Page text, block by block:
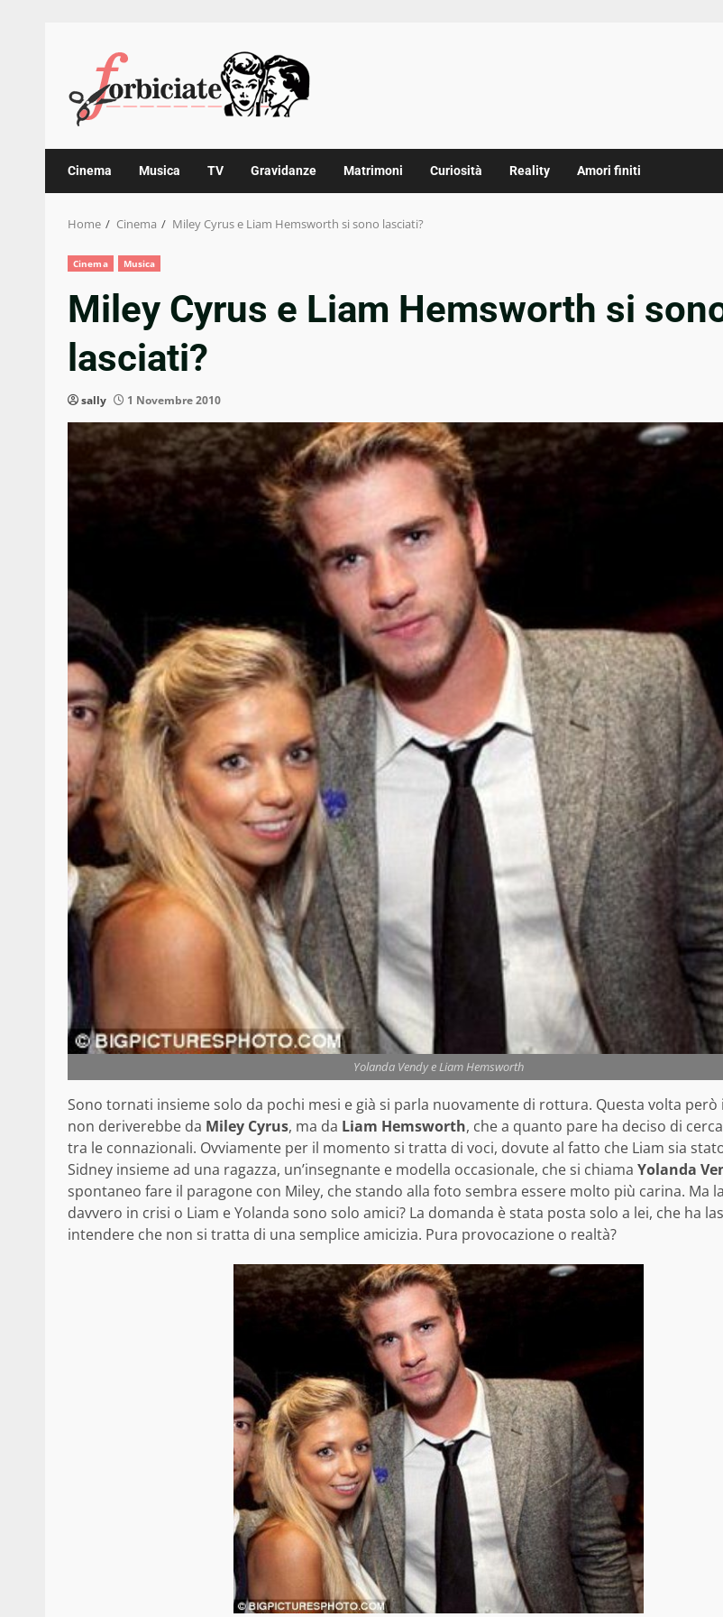
content
Cinema Musica TV Gravidanze Matrimoni Curiosità Reality Amori finiti
Home Cinema Miley Cyrus e Liam Hemsworth si sono lasciati?
Cinema Musica
Miley Cyrus e Liam Hemsworth si
lasciati?
sally 1 Novembre 2010
Yolanda Vendy e Liam Hemsworth
Sono tornati insieme solo da pochi mesi e già si parla nuovamente di rottura. Questa volta
non deriverebbe da Miley Cyrus, ma da Liam Hemsworth, che a quanto pare ha deciso di
tra le connazionali. Ovviamente per il momento si tratta di voci, dovute al fatto che Liam sia
Sidney insieme ad una ragazza, un’insegnante e modella occasionale, che si chiama Yolanda
spontaneo fare il paragone con Miley, che stando alla foto sembra essere molto più carina. Ma
davvero in crisi o Liam e Yolanda sono solo amici? La domanda è stata posta solo a lei, che ha
intendere che non si tratta di una semplice amicizia. Pura provocazione o realtà?